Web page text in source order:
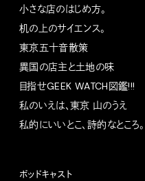
小さな店のはじめ方。
机の上のサイエンス。
東京五十音散策
異国の店主と土地の味
目指せGEEK WATCH図鑑!!!
私のいえは、東京 山のうえ
私的にいいとこ、詩的なところ。
ポッドキャスト